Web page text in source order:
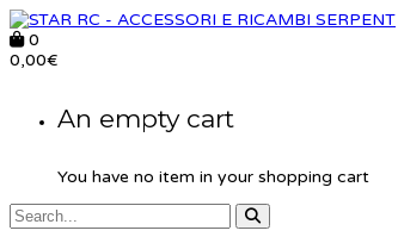
0
0,00€
An empty cart
You have no item in your shopping cart